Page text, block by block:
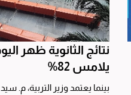
نتائج الثانوية ظهر
يلامس 82%
بينما يعتمد وزير التربية، م.